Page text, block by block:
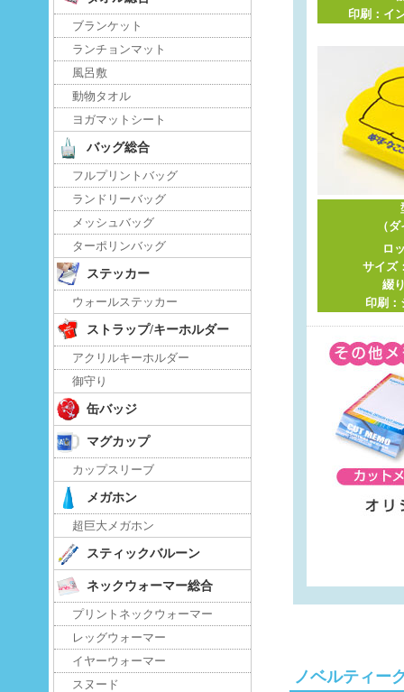
ブランケット
ランチョンマット
風呂敷
動物タオル
ヨガマットシート
バッグ総合
フルプリントバッグ
ランドリーバッグ
メッシュバッグ
ターポリンバッグ
ステッカー
ウォールステッカー
ストラップ/キーホルダー
アクリルキーホルダー
御守り
缶バッジ
マグカップ
カップスリーブ
メガホン
超巨大メガホン
スティックバルーン
ネックウォーマー総合
プリントネックウォーマー
レッグウォーマー
イヤーウォーマー
スヌード
印刷：イ
（
ロ
サイズ
綴
印刷：
ノベルティー